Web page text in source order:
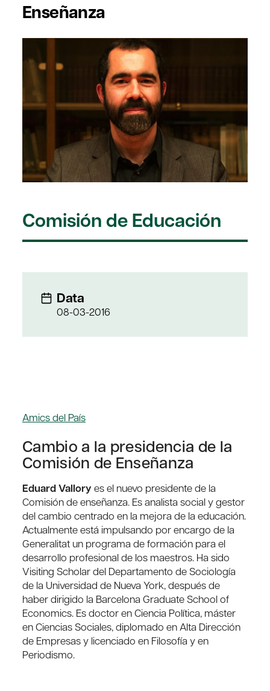
Enseñanza
Comisión de Educación
Data
08-03-2016
Amics del País
Cambio a la presidencia de la
Comisión de Enseñanza
Eduard Valloryes el nuevo presidente de la
Comisión de enseñanza. Es analista social y gestor
del cambio centrado en la mejora de la educación.
Actualmente está impulsando por encargo de la
Generalitat un programa de formación para el
desarrollo profesional de los maestros. Ha sido
Visiting Scholar del Departamento de Sociología
de la Universidad de Nueva York, después de
haber dirigido la Barcelona Graduate School of
Economics. Es doctor en Ciencia Política, máster
en Ciencias Sociales, diplomado en Alta Dirección
de Empresas y licenciado en Filosofía y en
Periodismo.